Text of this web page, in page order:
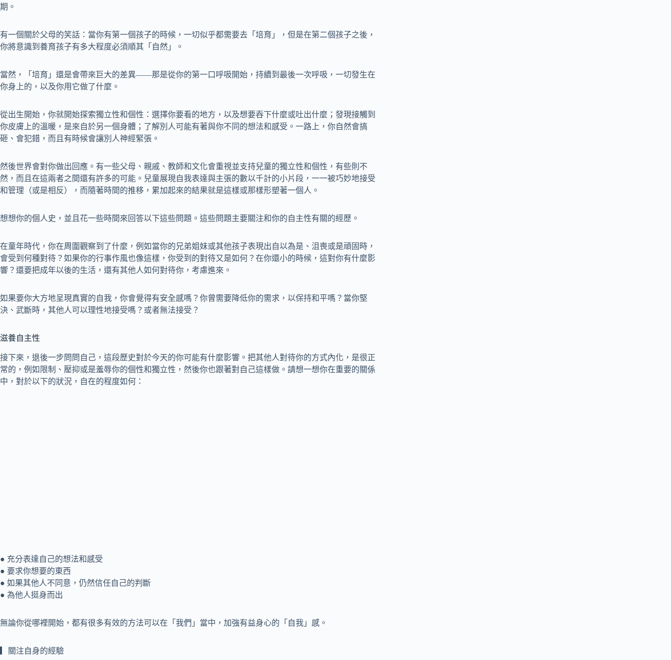
期。
有一個關於父母的笑話：當你有第一個孩子的時候，一切似乎都需要去「培育」，但是在第二個孩子之後，
你將意識到養育孩子有多大程度必須順其「自然」。
當然，「培育」還是會帶來巨大的差異——那是從你的第一口呼吸開始，持續到最後一次呼吸，一切發生在
你身上的，以及你用它做了什麼。
從出生開始，你就開始探索獨立性和個性：選擇你要看的地方，以及想要吞下什麼或吐出什麼；發現接觸到
你皮膚上的溫暖，是來自於另一個身體；了解別人可能有著與你不同的想法和感受。一路上，你自然會搞
砸、會犯錯，而且有時候會讓別人神經緊張。
然後世界會對你做出回應。有一些父母、親戚、教師和文化會重視並支持兒童的獨立性和個性，有些則不
然，而且在這兩者之間還有許多的可能。兒童展現自我表達與主張的數以千計的小片段，一一被巧妙地接受
和管理（或是相反），而隨著時間的推移，累加起來的結果就是這樣或那樣形塑著一個人。
想想你的個人史，並且花一些時間來回答以下這些問題。這些問題主要關注和你的自主性有關的經歷。
在童年時代，你在周圍觀察到了什麼，例如當你的兄弟姐妹或其他孩子表現出自以為是、沮喪或是頑固時，
會受到何種對待？如果你的行事作風也像這樣，你受到的對待又是如何？在你還小的時候，這對你有什麼影
響？還要把成年以後的生活，還有其他人如何對待你，考慮進來。
如果要你大方地呈現真實的自我，你會覺得有安全感嗎？你曾需要降低你的需求，以保持和平嗎？當你堅
決、武斷時，其他人可以理性地接受嗎？或者無法接受？
滋養自主性
接下來，退後一步問問自己，這段歷史對於今天的你可能有什麼影響。把其他人對待你的方式內化，是很正
常的，例如限制、壓抑或是羞辱你的個性和獨立性，然後你也跟著對自己這樣做。請想一想你在重要的關係
中，對於以下的狀況，自在的程度如何：
● 充分表達自己的想法和感受
● 要求你想要的東西
● 如果其他人不同意，仍然信任自己的判斷
● 為他人挺身而出
無論你從哪裡開始，都有很多有效的方法可以在「我們」當中，加強有益身心的「自我」感。
▎關注自身的經驗